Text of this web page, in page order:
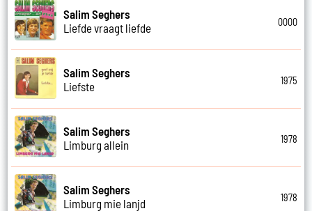
Salim Seghers
Liefde vraagt liefde
0000
Salim Seghers
Liefste
1975
Salim Seghers
Limburg allein
1978
Salim Seghers
Limburg mie lanjd
1978